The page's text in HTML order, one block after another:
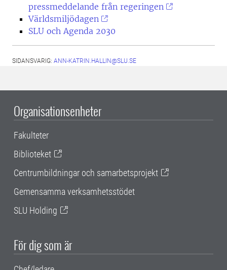
pressmeddelande från regeringen
Världsmiljödagen
SLU och Agenda 2030
SIDANSVARIG: ANN-KATRIN.HALLIN@SLU.SE
Organisationsenheter
Fakulteter
Biblioteket
Centrumbildningar och samarbetsprojekt
Gemensamma verksamhetsstödet
SLU Holding
För dig som är